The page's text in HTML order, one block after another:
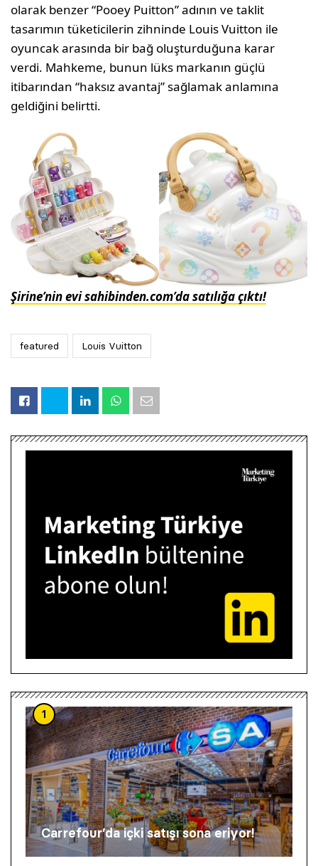
olarak benzer “Pooey Puitton” adının ve taklit
tasarımın tüketicilerin zihninde Louis Vuitton ile
oyuncak arasında bir bağ oluşturduğuna karar
verdi. Mahkeme, bunun lüks markanın güçlü
itibarından “haksız avantaj” sağlamak anlamına
geldiğini belirtti.
Şirine’nin evi sahibinden.com’da satılığa çıktı!
featured Louis Vuitton
1
Carrefour’da içki satışı sona eriyor!